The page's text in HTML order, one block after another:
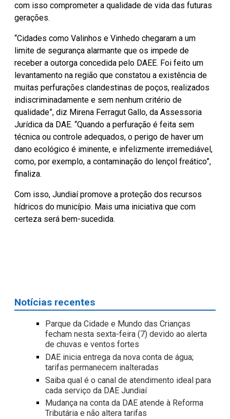
com isso comprometer a qualidade de vida das futuras
gerações.
“Cidades como Valinhos e Vinhedo chegaram a um
limite de segurança alarmante que os impede de
receber a outorga concedida pelo DAEE. Foi feito um
levantamento na região que constatou a existência de
muitas perfurações clandestinas de poços, realizados
indiscriminadamente e sem nenhum critério de
qualidade”, diz Mirena Ferragut Gallo, da Assessoria
Jurídica da DAE. “Quando a perfuração é feita sem
técnica ou controle adequados, o perigo de haver um
dano ecológico é iminente, e infelizmente irremediável,
como, por exemplo, a contaminação do lençol freático”,
finaliza.
Com isso, Jundiaí promove a proteção dos recursos
hídricos do município. Mais uma iniciativa que com
certeza será bem-sucedida.
Notícias recentes
Parque da Cidade e Mundo das Crianças
fecham nesta sexta-feira (7) devido ao alerta
de chuvas e ventos fortes
DAE inicia entrega da nova conta de água;
tarifas permanecem inalteradas
Saiba qual é o canal de atendimento ideal para
cada serviço da DAE Jundiaí
Mudança na conta da DAE atende à Reforma
Tributária e não altera tarifas